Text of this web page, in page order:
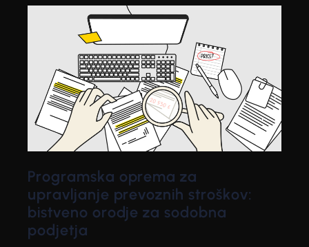
Programska oprema za
upravljanje prevoznih stroškov:
bistveno orodje za sodobna
podjetja